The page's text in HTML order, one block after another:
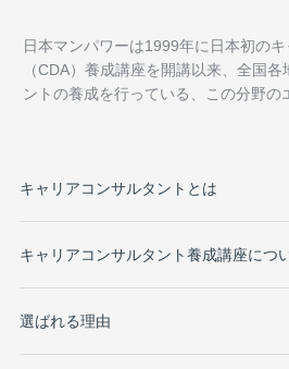
日本マンパワーは1999年に日本初の
（CDA）養成講座を開講以来、全国
ントの養成を行っている、この分野の
キャリアコンサルタントとは
キャリアコンサルタント養成講座につ
選ばれる理由